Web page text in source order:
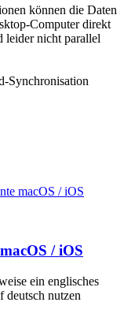
können die Daten
Computer direkt
leider nicht parallel
Synchronisation
macOS / iOS
/ iOS
ein englisches
deutsch nutzen